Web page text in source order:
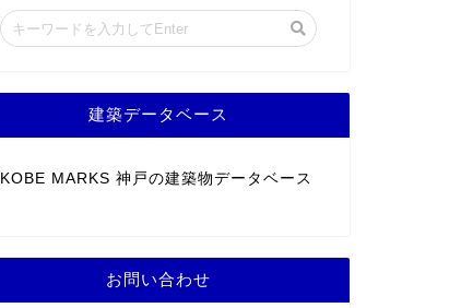
建築データベース
KOBE MARKS 神戸の建築物データベース
お問い合わせ